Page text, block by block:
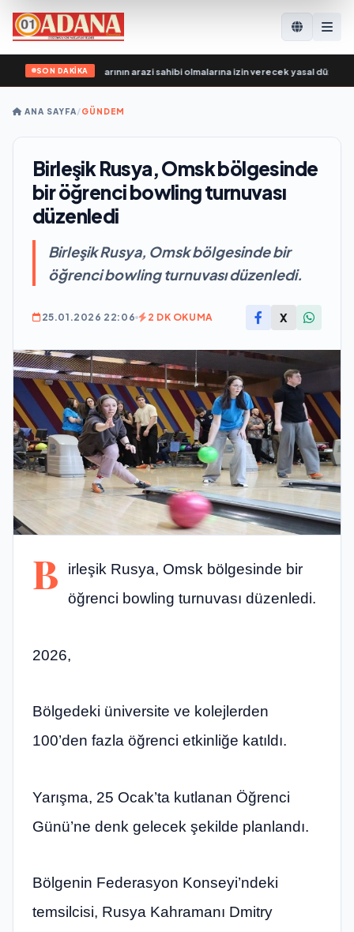
SON DAKİKA
SVO katılımcılarının arazi sahibi olmalarına izin verecek yasal
ANA SAYFA/GÜNDEM
Birleşik Rusya, Omsk bölgesinde
bir öğrenci bowling turnuvası
düzenledi
Birleşik Rusya, Omsk bölgesinde bir
öğrenci bowling turnuvası düzenledi.
25.01.2026 22:06 2 DK OKUMA X
B
irleşik Rusya, Omsk bölgesinde bir
öğrenci bowling turnuvası düzenledi.
2026,
Bölgedeki üniversite ve kolejlerden
100’den fazla öğrenci etkinliğe katıldı.
Yarışma, 25 Ocak’ta kutlanan Öğrenci
Günü’ne denk gelecek şekilde planlandı.
Bölgenin Federasyon Konseyi’ndeki
temsilcisi, Rusya Kahramanı Dmitry